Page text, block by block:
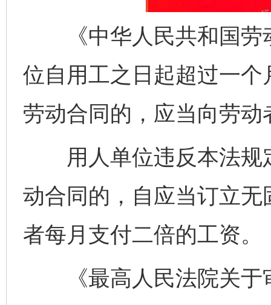
《中华人民共和国劳
位自用工之日起超过一
劳动合同的，应当向劳
用人单位违反本法规
动合同的，自应当订立
者每月支付二倍的工资。
《最高人民法院关于